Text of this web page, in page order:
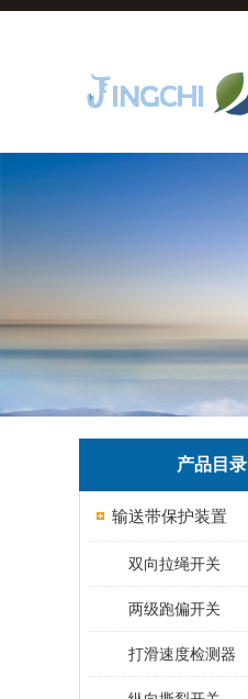
产品目录
输送带保护装置
双向拉绳开关
两级跑偏开关
打滑速度检测器